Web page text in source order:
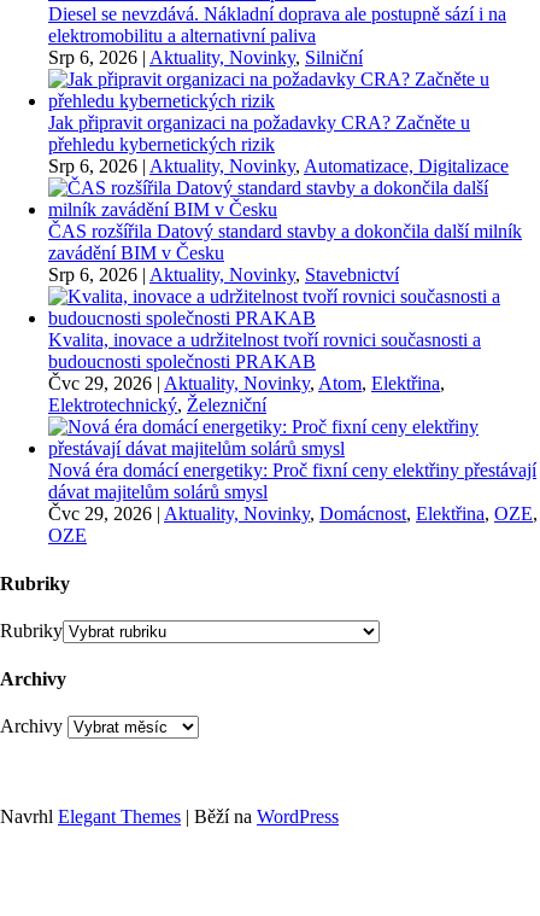
Diesel se nevzdává. Nákladní doprava ale postupně sází i na
elektromobilitu a alternativní paliva
Srp 6, 2026 | Aktuality, Novinky, Silniční
Jak připravit organizaci na požadavky CRA? Začněte u
přehledu kybernetických rizik
Srp 6, 2026 | Aktuality, Novinky, Automatizace, Digitalizace
ČAS rozšířila Datový standard stavby a dokončila další milník
zavádění BIM v Česku
Srp 6, 2026 | Aktuality, Novinky, Stavebnictví
Kvalita, inovace a udržitelnost tvoří rovnici současnosti a
budoucnosti společnosti PRAKAB
Čvc 29, 2026 | Aktuality, Novinky, Atom, Elektřina,
Elektrotechnický, Železniční
Nová éra domácí energetiky: Proč fixní ceny elektřiny přestávají
dávat majitelům solárů smysl
Čvc 29, 2026 | Aktuality, Novinky, Domácnost, Elektřina, OZE,
OZE
Rubriky
Rubriky
Archivy
Archivy
Navrhl Elegant Themes | Běží na WordPress